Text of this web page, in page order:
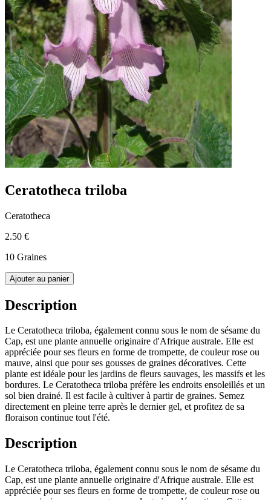
Ceratotheca triloba
Ceratotheca
2.50 €
10 Graines
Ajouter au panier
Description
Le Ceratotheca triloba, également connu sous le nom de sésame du
Cap, est une plante annuelle originaire d'Afrique australe. Elle est
appréciée pour ses fleurs en forme de trompette, de couleur rose ou
mauve, ainsi que pour ses gousses de graines décoratives. Cette
plante est idéale pour les jardins de fleurs sauvages, les massifs et les
bordures. Le Ceratotheca triloba préfère les endroits ensoleillés et un
sol bien drainé. Il est facile à cultiver à partir de graines. Semez
directement en pleine terre après le dernier gel, et profitez de sa
floraison continue tout l'été.
Description
Le Ceratotheca triloba, également connu sous le nom de sésame du
Cap, est une plante annuelle originaire d'Afrique australe. Elle est
appréciée pour ses fleurs en forme de trompette, de couleur rose ou